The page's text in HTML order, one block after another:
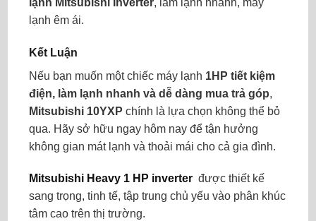
lạnh êm ái.
Kết Luận
Nếu bạn muốn một chiếc máy lạnh 1HP tiết kiệm
điện, làm lạnh nhanh và dễ dàng mua trả góp,
Mitsubishi 10YXP chính là lựa chọn không thể bỏ
qua. Hãy sở hữu ngay hôm nay để tận hưởng
không gian mát lạnh và thoải mái cho cả gia đình.
Mitsubishi Heavy 1 HP inverter được thiết kế
sang trọng, tinh tế, tập trung chủ yếu vào phân khúc
tâm cao trên thị trường.